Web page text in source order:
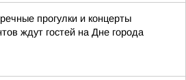
прогулки и концерты
ждут гостей на Дне города